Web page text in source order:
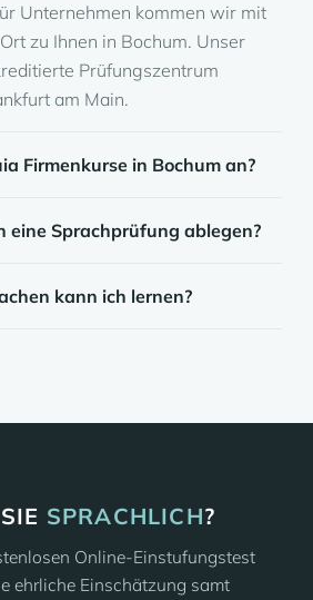
Unternehmen kommen wir mit
zu Ihnen in Bochum. Unser
Prüfungszentrum
am Main.
Firmenkurse in Bochum an?
eine Sprachprüfung ablegen?
kann ich lernen?
SPRACHLICH?
Online-Einstufungstest
ehrliche Einschätzung samt